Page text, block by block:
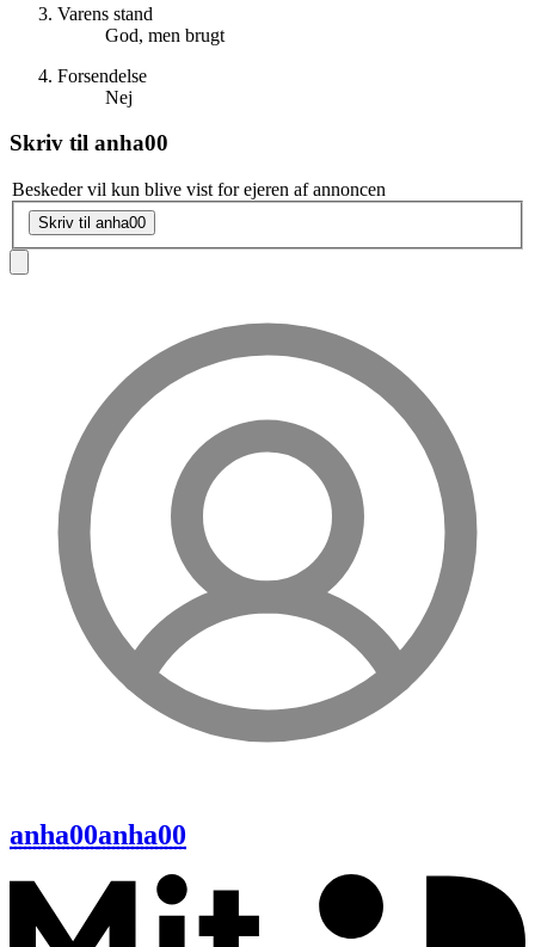
Varens stand
God, men brugt
Forsendelse
Nej
Skriv til anha00
Beskeder vil kun blive vist for ejeren af annoncen
Skriv til anha00
anha00anha00